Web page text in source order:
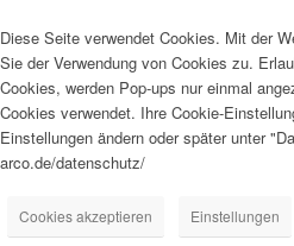
Diese Seite verwendet Cookies. Mit der
Sie der Verwendung von Cookies zu.
Cookies, werden Pop-ups nur einmal
Cookies verwendet. Ihre Cookie-
Einstellungen ändern oder später unter
arco.de/datenschutz/
Cookies akzeptieren Einstellungen